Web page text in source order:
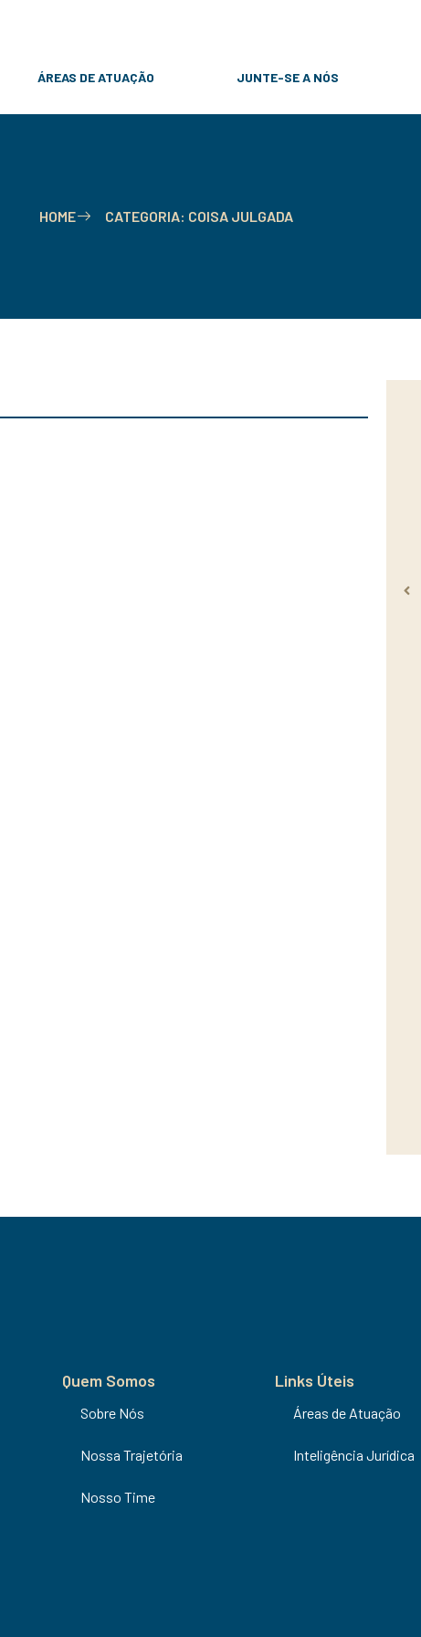
ÁREAS DE ATUAÇÃO JUNTE-SE A NÓS
HOME CATEGORIA: COISA JULGADA
Quem Somos
Sobre Nós
Nossa Trajetória
Nosso Time
Links Úteis
Áreas de Atuação
Inteligência Jurídica